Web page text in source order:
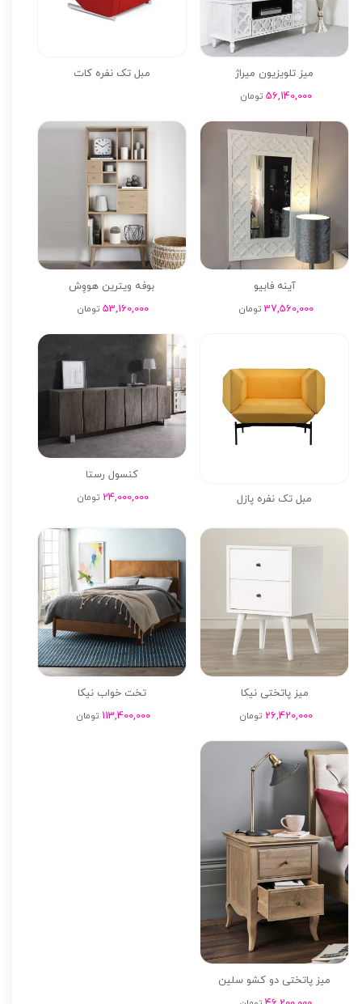
میز تلویزیون میراژ
56,140,000 تومان
مبل تک نفره کات
آینه فابیو
37,560,000 تومان
بوفه ویترین هووِش
53,160,000 تومان
مبل تک نفره پازل
کنسول رستا
24,000,000 تومان
میز پاتختی نیکا
26,420,000 تومان
تخت خواب نیکا
113,400,000 تومان
میز پاتختی دو کشو سلین